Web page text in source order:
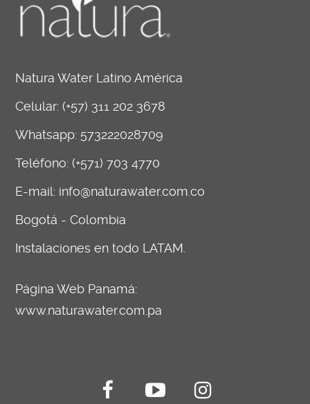
Natura Water Latino América
Celular:(+57) 311 202 3678
Whatsapp: 573222028709
Teléfono: (+571) 703 4770
E-mail: info@naturawater.com.co
Bogotá - Colombia
Instalaciones en todo LATAM.
Página Web Panamá:
www.naturawater.com.pa